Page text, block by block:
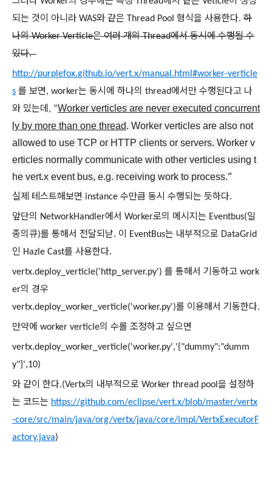
되는 것이 아니라 WAS와 같은 Thread Pool 형식을 사용한다. 하
나의Worker Verticle은 여러 개의Thread에서 동시에 수행될 수
있다.
http://purplefox.github.io/vert.x/manual.html#worker-verticle
s 를 보면, worker는 동시에 하나의 thread에서만 수행된다고 나
와 있는데 , “Worker verticles are never executed concurrent
ly by more than one thread. Worker verticles are also not
allowed to use TCP or HTTP clients or servers. Worker v
erticles normally communicate with other verticles using t
he vert.x event bus, e.g. receiving work to process.”
실제 테스트해보면 instance 수만큼 동시 수행되는 듯하다.
앞단의 NetworkHandler에서 Worker로의 메시지는 Eventbus(일
종의큐)를 통해서 전달되낟. 이 EventBus는 내부적으로 DataGrid
인 Hazle Cast를 사용한다.
vertx.deploy_verticle('http_server.py') 를 통해서 기동하고 work
er의 경우
vertx.deploy_worker_verticle('worker.py')를 이용해서 기동한다.
만약에 worker verticle의 수를 조정하고 싶으면
vertx.deploy_worker_verticle('worker.py','{"dummy":"dumm
y"}',10)
와 같이 한다.(Vertx의 내부적으로 Worker thread pool 을 설정하
는 코드는 https://github.com/eclipse/vert.x/blob/master/vertx
-core/src/main/java/org/vertx/java/core/impl/VertxExecutorF
actory.java)